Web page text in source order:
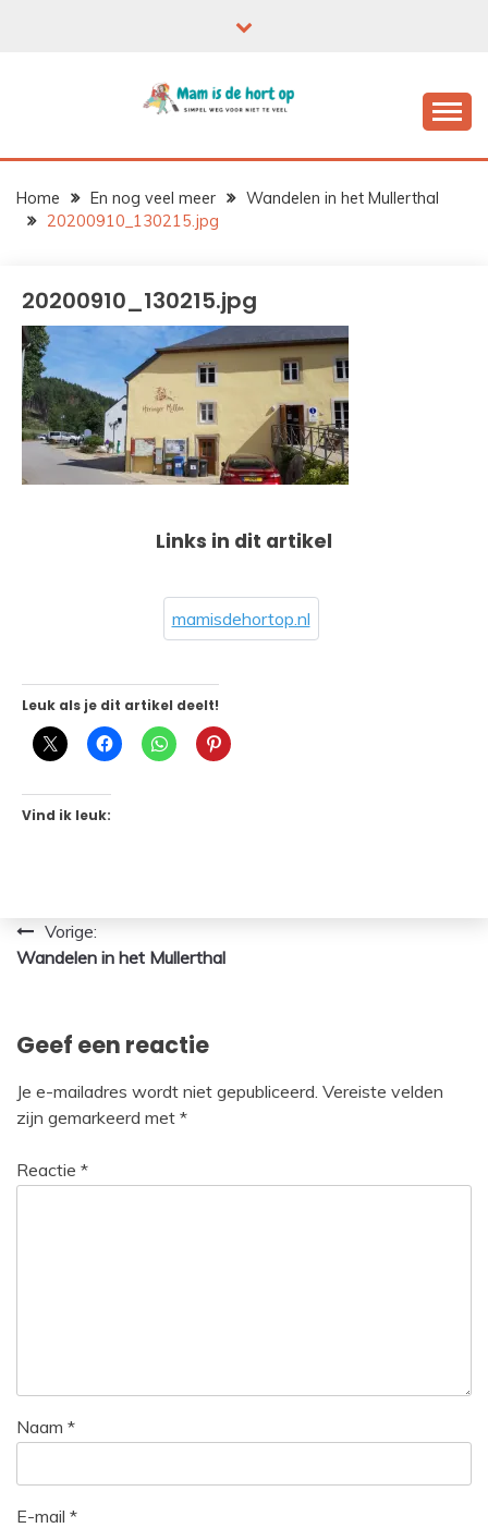
Home En nog veel meer
Wandelen in het Mullerthal
20200910_130215.jpg
20200910_130215.jpg
Links in dit artikel
mamisdehortop.nl
Leuk als je dit artikel deelt!
Vind ik leuk:
Bericht
navigatie
Vorige:
Wandelen in het Mullerthal
Geef een reactie
Je e-mailadres wordt niet gepubliceerd. Vereiste velden
zijn gemarkeerd met *
Reactie *
Naam *
E-mail *